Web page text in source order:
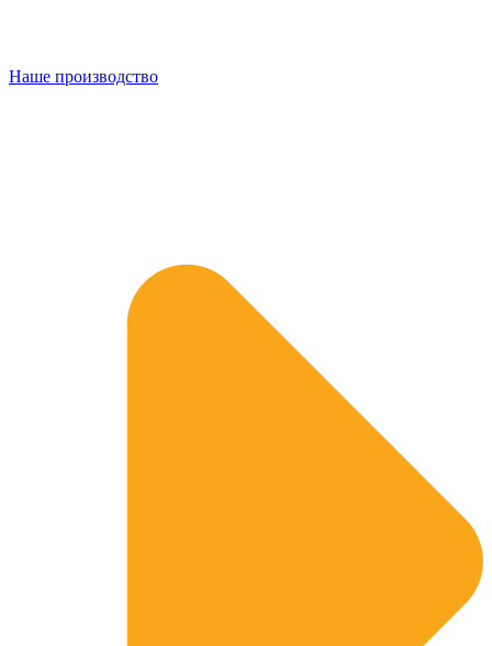
Наше производство